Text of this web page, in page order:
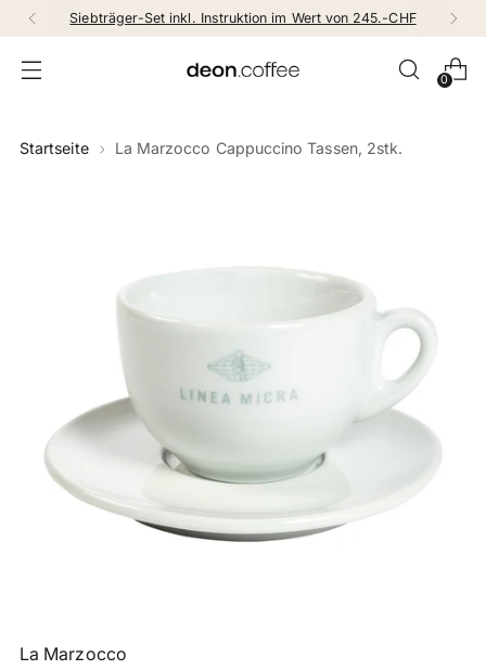
Siebträger-Set inkl. Instruktion im Wert von 245.-CHF
0
Startseite La Marzocco Cappuccino Tassen, 2stk.
La Marzocco